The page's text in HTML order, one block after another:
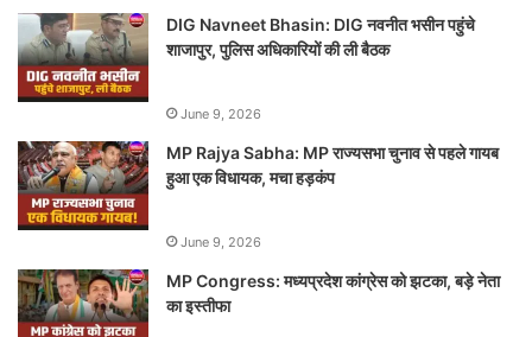
DIG Navneet Bhasin: DIG नवनीत भसीन पहुंचे
शाजापुर, पुलिस अधिकारियों की ली बैठक
June 9, 2026
MP Rajya Sabha: MP राज्यसभा चुनाव से पहले गायब
हुआ एक विधायक, मचा हड़कंप
June 9, 2026
MP Congress: मध्यप्रदेश कांग्रेस को झटका, बड़े नेता
का इस्तीफा